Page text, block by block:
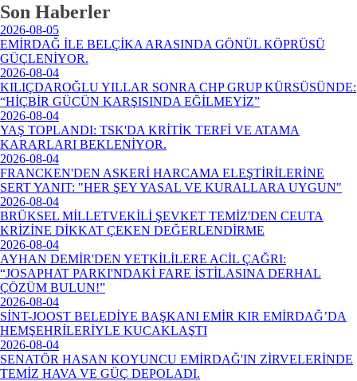
Son Haberler
2026-08-05
EMİRDAĞ İLE BELÇİKA ARASINDA GÖNÜL KÖPRÜSÜ
GÜÇLENİYOR.
2026-08-04
KILIÇDAROĞLU YILLAR SONRA CHP GRUP KÜRSÜSÜNDE:
“HİÇBİR GÜCÜN KARŞISINDA EĞİLMEYİZ”
2026-08-04
YAŞ TOPLANDI: TSK'DA KRİTİK TERFİ VE ATAMA
KARARLARI BEKLENİYOR.
2026-08-04
FRANCKEN'DEN ASKERİ HARCAMA ELEŞTİRİLERİNE
SERT YANIT: "HER ŞEY YASAL VE KURALLARA UYGUN"
2026-08-04
BRÜKSEL MİLLETVEKİLİ ŞEVKET TEMİZ'DEN CEUTA
KRİZİNE DİKKAT ÇEKEN DEĞERLENDİRME
2026-08-04
AYHAN DEMİR'DEN YETKİLİLERE ACİL ÇAĞRI:
“JOSAPHAT PARKI'NDAKİ FARE İSTİLASINA DERHAL
ÇÖZÜM BULUN!”
2026-08-04
SİNT-JOOST BELEDİYE BAŞKANI EMİR KIR EMİRDAĞ’DA
HEMŞEHRİLERİYLE KUCAKLAŞTI
2026-08-04
SENATÖR HASAN KOYUNCU EMİRDAĞ'IN ZİRVELERİNDE
TEMİZ HAVA VE GÜÇ DEPOLADI.